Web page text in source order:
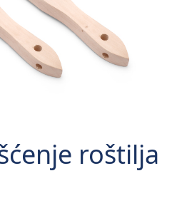
roštilja